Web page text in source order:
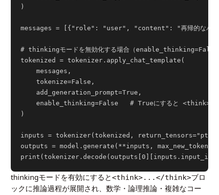
)
messages = [{"role": "user", "content": "再帰的なバイナ
# thinkingモードを無効化する場合（enable_thinking=False
tokenized = tokenizer.apply_chat_template(
    messages,
    tokenize=False,
    add_generation_prompt=True,
enable_thinking=False   # Trueにすると <think>タグ
)
inputs = tokenizer(tokenized,
outputs = model.generate(**inputs,
thinkingモードを有効にすると<think>...</think>ブロ
ックに推論過程が展開され、数学・論理推論・複雑なコー